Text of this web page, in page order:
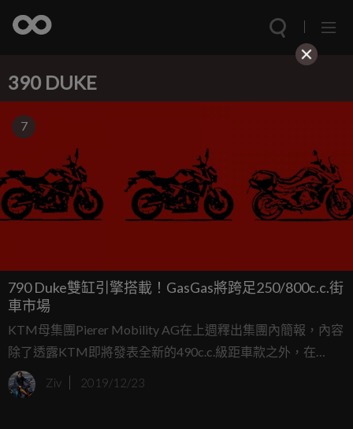
390 DUKE
7
790 Duke雙缸引擎搭載！GasGas將跨足250/800c.c.街
車市場
KTM母集團Pierer Mobility AG在上週釋出集團內簡報，內容
除了透露KTM即將發表全新的490c.c.級距車款之外，在
GasGas的部分，也同步曝光了即將發表的全新「街車」車
系，根據簡報的內容來看，GasGas將採用和前幾年
Ziv 2019/12/23